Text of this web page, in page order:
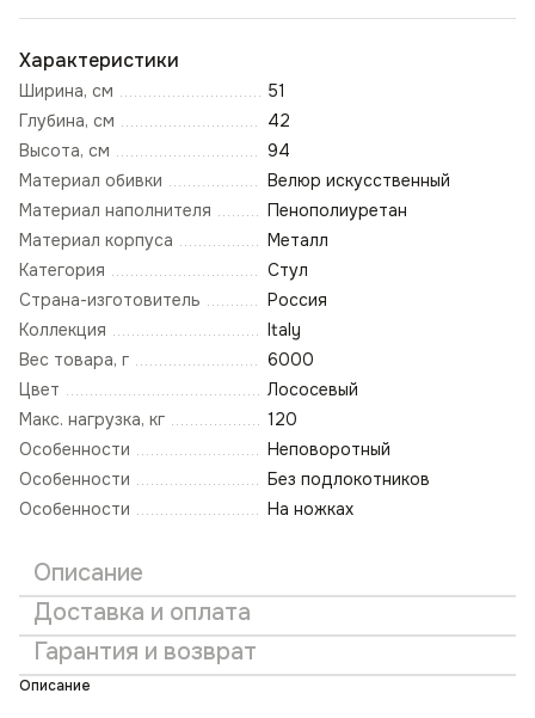
Характеристики
Ширина, см
51
Глубина, см
42
Высота, см
94
Материал обивки
Велюр искусственный
Материал наполнителя
Пенополиуретан
Материал корпуса
Металл
Категория
Стул
Страна-изготовитель
Россия
Коллекция
Italy
Вес товара, г
6000
Цвет
Лососевый
Макс. нагрузка, кг
120
Особенности
Неповоротный
Особенности
Без подлокотников
Особенности
На ножках
Описание
Доставка и оплата
Гарантия и возврат
Описание